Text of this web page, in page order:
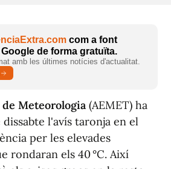
com a font
de forma gratuïta.
amb les últimes notícies d'actualitat.
de Meteorologia (AEMET) ha
l'avís taronja en el
per les elevades
rondaran els 40 °C. Així